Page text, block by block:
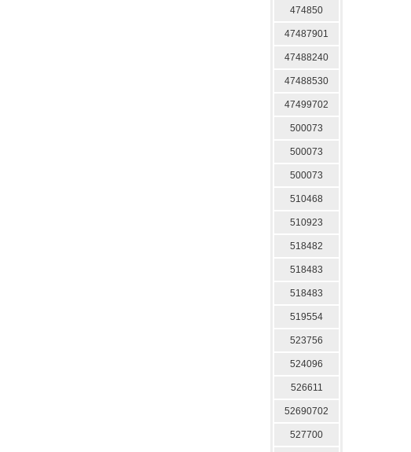
474850
47487901
47488240
47488530
47499702
500073
500073
500073
510468
510923
518482
518483
518483
519554
523756
524096
526611
52690702
527700